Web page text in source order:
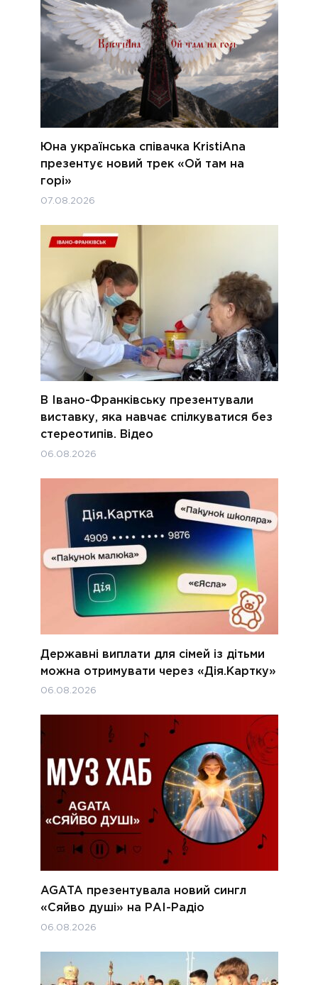
Юна українська співачка KristiAna
презентує новий трек «Ой там на
горі»
07.08.2026
В Івано-Франківську презентували
виставку, яка навчає спілкуватися без
стереотипів. Відео
06.08.2026
Державні виплати для сімей із дітьми
можна отримувати через «Дія.Картку»
06.08.2026
AGATA презентувала новий сингл
«Сяйво душі» на РАІ-Радіо
06.08.2026